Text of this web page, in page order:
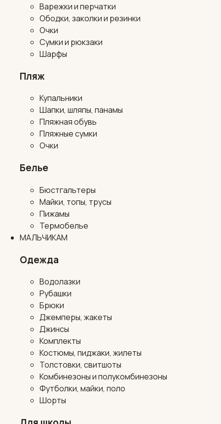
Варежки и перчатки
Ободки, заколки и резинки
Очки
Сумки и рюкзаки
Шарфы
Пляж
Купальники
Шапки, шляпы, панамы
Пляжная обувь
Пляжные сумки
Очки
Белье
Бюстгальтеры
Майки, топы, трусы
Пижамы
Термобелье
МАЛЬЧИКАМ
Одежда
Водолазки
Рубашки
Брюки
Джемперы, жакеты
Джинсы
Комплекты
Костюмы, пиджаки, жилеты
Толстовки, свитшоты
Комбинезоны и полукомбинезоны
Футболки, майки, поло
Шорты